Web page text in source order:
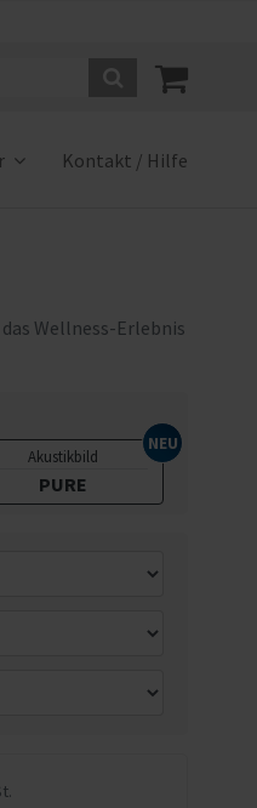
Kontakt / Hilfe
Wellness-Erlebnis
Akustikbild
PURE